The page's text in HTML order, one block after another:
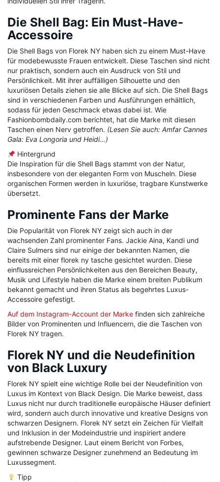
Die Shell Bag: Ein Must-Have-
Accessoire
Die Shell Bags von Florek NY haben sich zu einem Must-Have
für modebewusste Frauen entwickelt. Diese Taschen sind nicht
nur praktisch, sondern auch ein Ausdruck von Stil und
Persönlichkeit. Mit ihrer auffälligen Silhouette und den
luxuriösen Details ziehen sie alle Blicke auf sich. Die Shell Bags
sind in verschiedenen Farben und Ausführungen erhältlich,
sodass für jeden Geschmack etwas dabei ist. Wie
Fashionbombdaily.com berichtet, hat die Marke mit diesen
Taschen einen Nerv getroffen. (Lesen Sie auch: Amfar Cannes
Gala: Eva Longoria und Heidi…)
Hintergrund
Die Inspiration für die Shell Bags stammt von der Natur,
insbesondere von der eleganten Form von Muscheln. Diese
organischen Formen werden in luxuriöse, tragbare Kunstwerke
übersetzt.
Prominente Fans der Marke
Die Popularität von Florek NY zeigt sich auch in der
wachsenden Zahl prominenter Fans. Jackie Aina, Kandi und
Claire Sulmers sind nur einige der bekannten Namen, die
bereits mit einer florek ny tasche gesichtet wurden. Diese
einflussreichen Persönlichkeiten aus den Bereichen Beauty,
Musik und Lifestyle haben die Marke einem breiten Publikum
bekannt gemacht und ihren Status als begehrtes Luxus-
Accessoire gefestigt.
Auf dem Instagram-Account der Marke finden sich zahlreiche
Bilder von Prominenten und Influencern, die die Taschen von
Florek NY tragen.
Florek NY und die Neudefinition
von Black Luxury
Florek NY spielt eine wichtige Rolle bei der Neudefinition von
Luxus im Kontext von Black Design. Die Marke beweist, dass
Luxus nicht nur durch traditionelle europäische Häuser definiert
wird, sondern auch durch innovative und kreative Designs von
schwarzen Designern. Florek NY setzt ein Zeichen für Vielfalt
und Inklusion in der Modeindustrie und inspiriert andere
aufstrebende Designer. Laut einem Bericht von Forbes,
gewinnen schwarze Designer zunehmend an Bedeutung im
Luxussegment.
Tipp